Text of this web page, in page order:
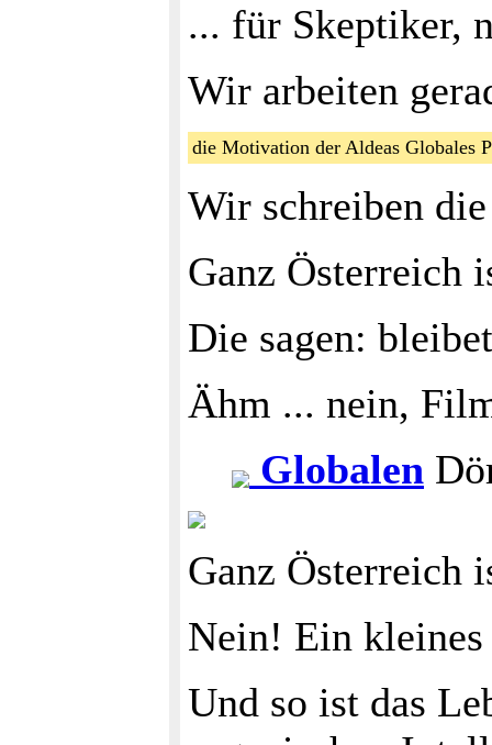
... für Skeptiker,
Wir arbeiten
die Motivation der Aldeas Globales
Wir schreiben
Ganz Österreich
Die sagen:
Ähm ... nein,
Globalen
Ganz Österreich
Nein! Ein kleines
Und so ist das